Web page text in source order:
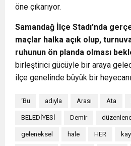
öne çıkarıyor.
Samandağ İlçe Stadı’nda
maçlar halka açık olup,
ruhunun ön planda olması
birleştirici gücüyle bir araya
ilçe genelinde büyük bir
‘Bu adıyla Arası Ata
BELEDİYESİ Demir
geleneksel hale HER